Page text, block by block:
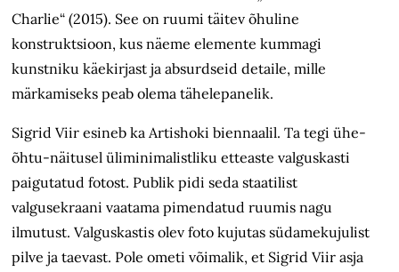
Charlie“ (2015). See on ruumi täitev õhuline
konstruktsioon, kus näeme elemente kummagi
kunstniku käekirjast ja absurdseid detaile, mille
märkamiseks peab olema tähelepanelik.
Sigrid Viir esineb ka Artishoki biennaalil. Ta tegi ühe-
õhtu-näitusel üliminimalistliku etteaste valguskasti
paigutatud fotost. Publik pidi seda staatilist
valgusekraani vaatama pimendatud ruumis nagu
ilmutust. Valguskastis olev foto kujutas südamekujulist
pilve ja taevast. Pole ometi võimalik, et Sigrid Viir asja